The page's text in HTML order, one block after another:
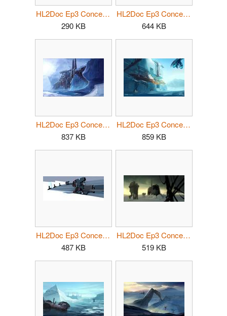
HL2Doc Ep3 Concept03.jpg
290 KB
HL2Doc Ep3 Concept04.jpg
644 KB
HL2Doc Ep3 Concept05.jpg
837 KB
HL2Doc Ep3 Concept06.jpg
859 KB
HL2Doc Ep3 Concept07.jpg
487 KB
HL2Doc Ep3 Concept08.jpg
519 KB